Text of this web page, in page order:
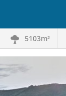
5103m²